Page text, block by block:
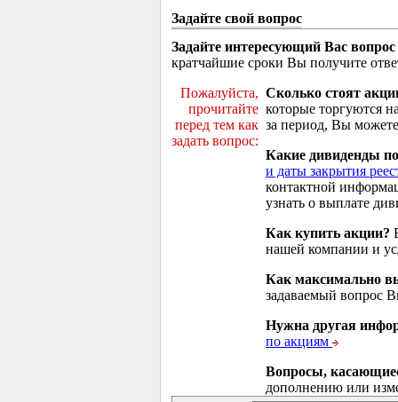
Задайте свой вопрос
Задайте интересующий Вас вопрос
кратчайшие сроки Вы получите
Пожалуйста,
прочитайте
перед тем как
задать вопрос:
Сколько стоят
которые торгуются
за период, Вы
Какие дивиденды
и даты закрытия
контактной
узнать о выплате
Как купить акции?
нашей компании и
Как максимально
задаваемый вопрос
Нужна другая
по акциям
Вопросы,
дополнению или